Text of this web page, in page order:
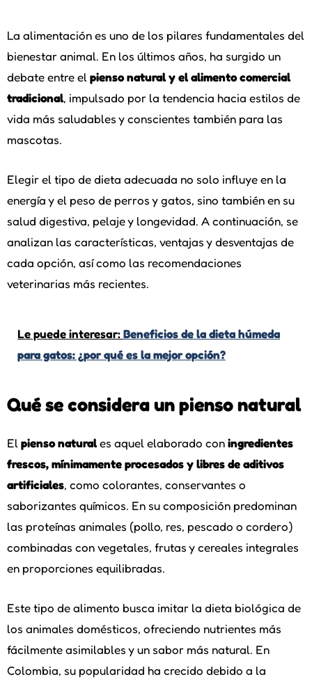
La alimentación es uno de los pilares fundamentales del
bienestar animal. En los últimos años, ha surgido un
debate entre elpienso natural y el alimento comercial
tradicional, impulsado por la tendencia hacia estilos de
vida más saludables y conscientes también para las
mascotas.
Elegir el tipo de dieta adecuada no solo influye en la
energía y el peso de perros y gatos, sino también en su
salud digestiva, pelaje y longevidad. A continuación, se
analizan las características, ventajas y desventajas de
cada opción, así como las recomendaciones
veterinarias más recientes.
Le puede interesar:Beneficios de la dieta húmeda
para gatos: ¿por qué es la mejor opción?
Qué se considera un pienso natural
Elpienso naturales aquel elaborado coningredientes
frescos, mínimamente procesados y libres de aditivos
artificiales, como colorantes, conservantes o
saborizantes químicos. En su composición predominan
las proteínas animales (pollo, res, pescado o cordero)
combinadas con vegetales, frutas y cereales integrales
en proporciones equilibradas.
Este tipo de alimento busca imitar la dieta biológica de
los animales domésticos, ofreciendo nutrientes más
fácilmente asimilables y un sabor más natural. En
Colombia, su popularidad ha crecido debido a la